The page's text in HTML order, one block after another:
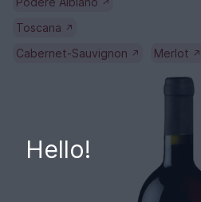
↗
Toscana ↗
Cabernet-Sauvignon ↗ Merlot ↗
Hello!